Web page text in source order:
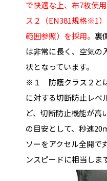
で快適な上、布7枚使
ス２（EN381規格※1
範囲参照）を採用。 裏
は非常に長く、空気の
状となっています。
※１ 防護クラス２と
に対する切断防止レベ
ど、切断防止機能が高
の目安として、秒速20
ソーをアクセル全開で
ンスピードに相当しま